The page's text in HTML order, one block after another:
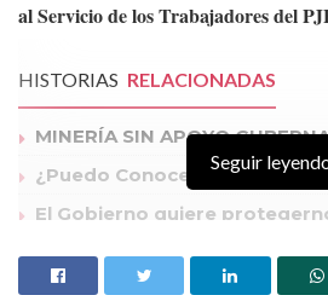
al Servicio de los Trabajadores del
HISTORIAS RELACIONADAS
MINERÍA SIN APOYO
¿Puedo Conocer mi
El Gobierno quiere
Seguir